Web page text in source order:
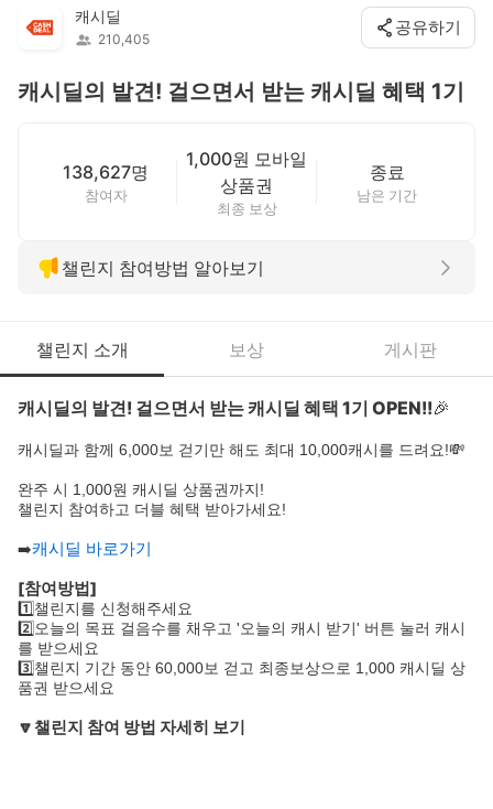
캐시딜
210,405
공유하기
캐시딜의 발견! 걸으면서 받는 캐시딜 혜택 1기
138,627명
참여자
1,000원 모바일
상품권
최종 보상
종료
남은 기간
챌린지 참여방법 알아보기
챌린지 소개 보상 게시판
캐시딜의 발견! 걸으면서 받는 캐시딜 혜택 1기 OPEN!!🎉
캐시딜과 함께 6,000보 걷기만 해도 최대 10,000캐시를 드려요!💸
완주 시 1,000원 캐시딜 상품권까지!
챌린지 참여하고 더블 혜택 받아가세요!
➡️캐시딜 바로가기
[참여방법]
1️⃣챌린지를 신청해주세요
2️⃣오늘의 목표 걸음수를 채우고 '오늘의 캐시 받기' 버튼 눌러 캐시
를 받으세요
3️⃣챌린지 기간 동안 60,000보 걷고 최종보상으로 1,000 캐시딜 상
품권 받으세요
🔽챌린지 참여 방법 자세히 보기